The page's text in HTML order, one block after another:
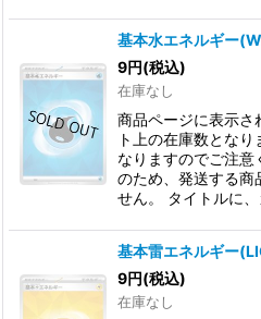
基本水エネルギー
9円(税込)
在庫なし
商品ページに表示さ
ト上の在庫数とな
なりますのでご注意
のため、発送する商
せん。 タイトルに
基本雷エネルギー
9円(税込)
在庫なし